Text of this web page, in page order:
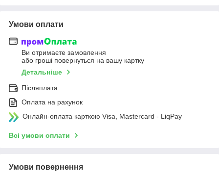
Умови оплати
Ви отримаєте замовлення
або гроші повернуться на вашу картку
Детальніше
Післяплата
Оплата на рахунок
Онлайн-оплата карткою Visa, Mastercard - LiqPay
Всі умови оплати
Умови повернення